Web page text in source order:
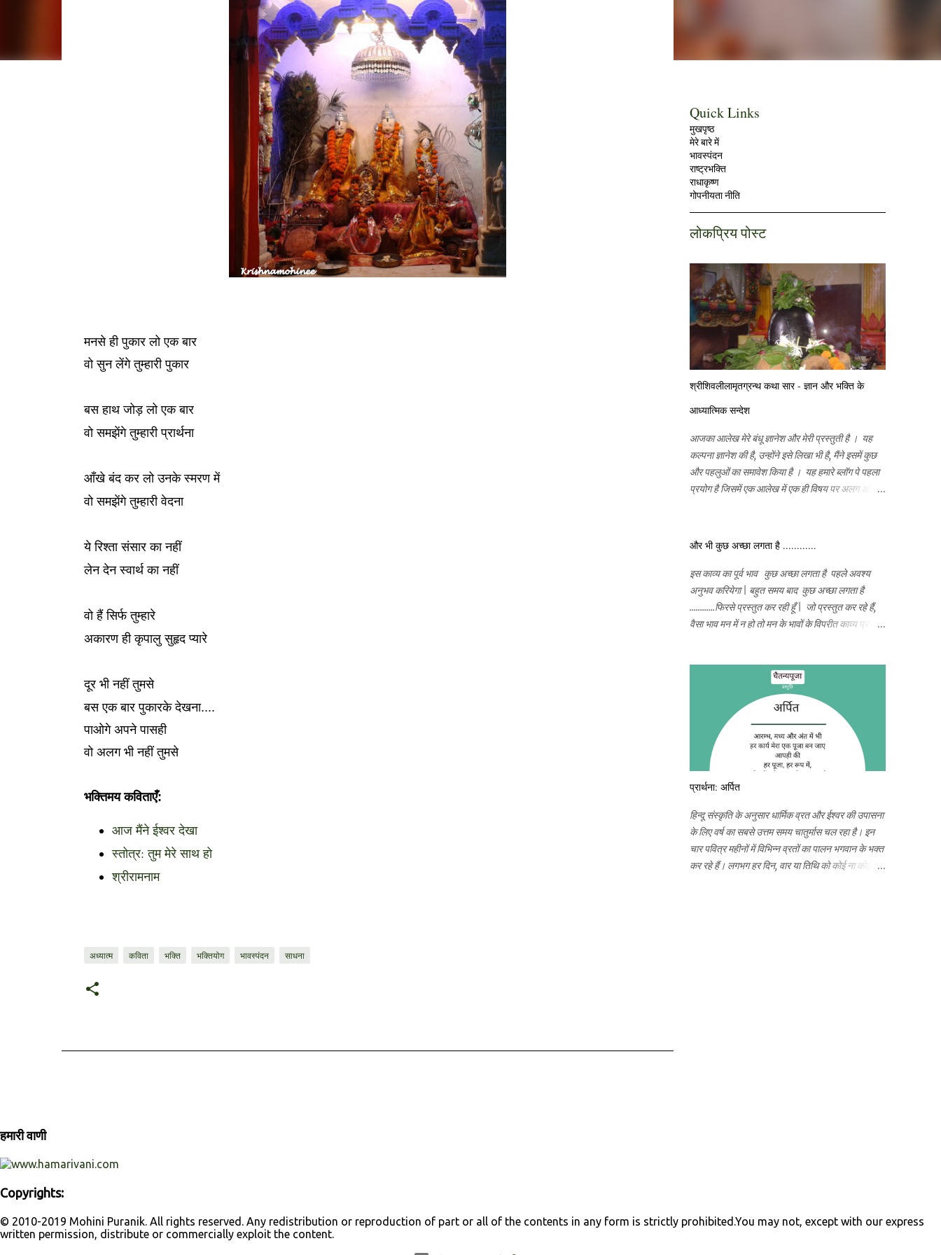
मनसे ही पुकार लो एक बार
वो सुन लेंगे तुम्हारी पुकार
बस हाथ जोड़ लो एक बार
वो समझेंगे तुम्हारी प्रार्थना
आँखे बंद कर लो उनके स्मरण में
वो समझेंगे तुम्हारी वेदना
ये रिश्ता संसार का नहीं
लेन देन स्वार्थ का नहीं
वो हैं सिर्फ तुम्हारे
अकारण ही कृपालु सुहृद प्यारे
दूर भी नहीं तुमसे
बस एक बार पुकारके देखना....
पाओगे अपने पासही
वो अलग भी नहीं तुमसे
भक्तिमय कविताएँ:
आज मैंने ईश्वर देखा
स्तोत्र: तुम मेरे साथ हो
श्रीरामनाम
अध्यात्म कविता भक्ति भक्तियोग भावस्पंदन साधना
Quick Links
मुखपृष्ठ
मेरे बारे में
भावस्पंदन
राष्ट्रभक्ति
राधाकृष्ण
गोपनीयता नीति
लोकप्रिय पोस्ट
श्रीशिवलीलामृतग्रन्थ कथा सार - ज्ञान और भक्ति के
आध्यात्मिक सन्देश
आजका आलेख मेरे बंधू ज्ञानेश और मेरी प्रस्तुती है । यह
कल्पना ज्ञानेश की है, उन्होंने इसे लिखा भी है, मैंने इसमें कुछ
और पहलुओं का समावेश किया है । यह हमारे ब्लॉग पे पहला
प्रयोग है जिसमें एक आलेख में एक ही विषय पर अलग अलग
और भी कुछ अच्छा लगता है ............
इस काव्य का पूर्व भाव कुछ अच्छा लगता है पहले अवश्य
अनुभव करियेगा | बहुत समय बाद कुछ अच्छा लगता है
............फिरसे प्रस्तुत कर रही हूँ | जो प्रस्तुत कर रहे हैं,
वैसा भाव मन में न हो तो मन के भावों के विपरीत काव्य प्रस्तुत
स्वरुप भी कुछ नया सा है | हो भी क्यों ना | हमारे मनमे सहज
ही भक्तिभाव जागृत हो चराचर में व्याप्त चैतन्य के लिए . तो हर
काम पूजा बन जाता है और जहाँ भी हम हो वही मंदिर बन जाता
है | यह ब्लॉग तो मंदिर ही है | यहाँ आपके भी सुन्दर सुन्दर
शब्द पुष्प आ रहे है | तो चलिए , आज देखतें हैं की हमें और
क्या क्या अच्छा लगता है | देखिये! सदगुरुदेव की कृपा कैसी
होती है | मन अपने आप 'अमन' हो जाता है ........यही तो
'सच्चा नमन' है, नमन की यह व्याख्या मेरी नहीं मेरे सदगुरुदेव
परम पूजनीय नारायणकाका महाराज की है | यह नमन, ईश्वर
के प्रति, सबके प्रति मेरे गुरुदेव के असंख्य रूप आप सबके
प्रति | तुलसी का वह पौधा...
प्रार्थना: अर्पित
हिन्दू संस्कृति के अनुसार धार्मिक व्रत और ईश्वर की उपासना
के लिए वर्ष का सबसे उत्तम समय चातुर्मास चल रहा है। इन
चार पवित्र महीनों में विभिन्न व्रतों का पालन भगवान के भक्त
कर रहे हैं। लगभग हर दिन, वार या तिथि को कोई ना कोई
हमारी वाणी
Copyrights:
© 2010-2019 Mohini Puranik. All rights reserved. Any redistribution or reproduction of part or all of the contents in any form is strictly prohibited .You may not, except with our express
written permission, distribute or commercially exploit the content.